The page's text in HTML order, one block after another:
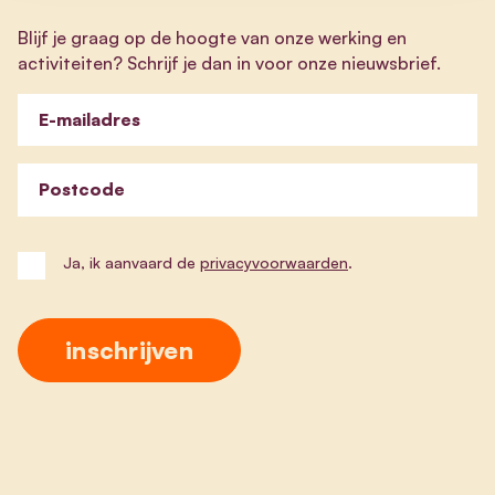
Blijf je graag op de hoogte van onze werking en
activiteiten? Schrijf je dan in voor onze nieuwsbrief.
E-mailadres
Postcode
Ja, ik aanvaard de privacyvoorwaarden.